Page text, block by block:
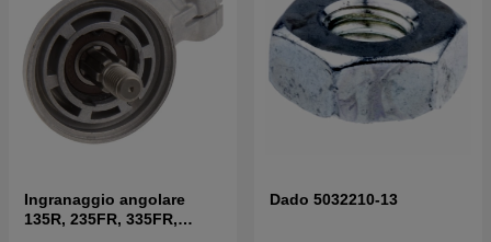
Ingranaggio angolare
135R, 235FR, 335FR,
Dado 5032210-13